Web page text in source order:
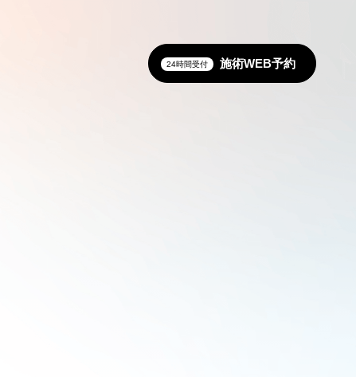
24時間受付 施術WEB予約